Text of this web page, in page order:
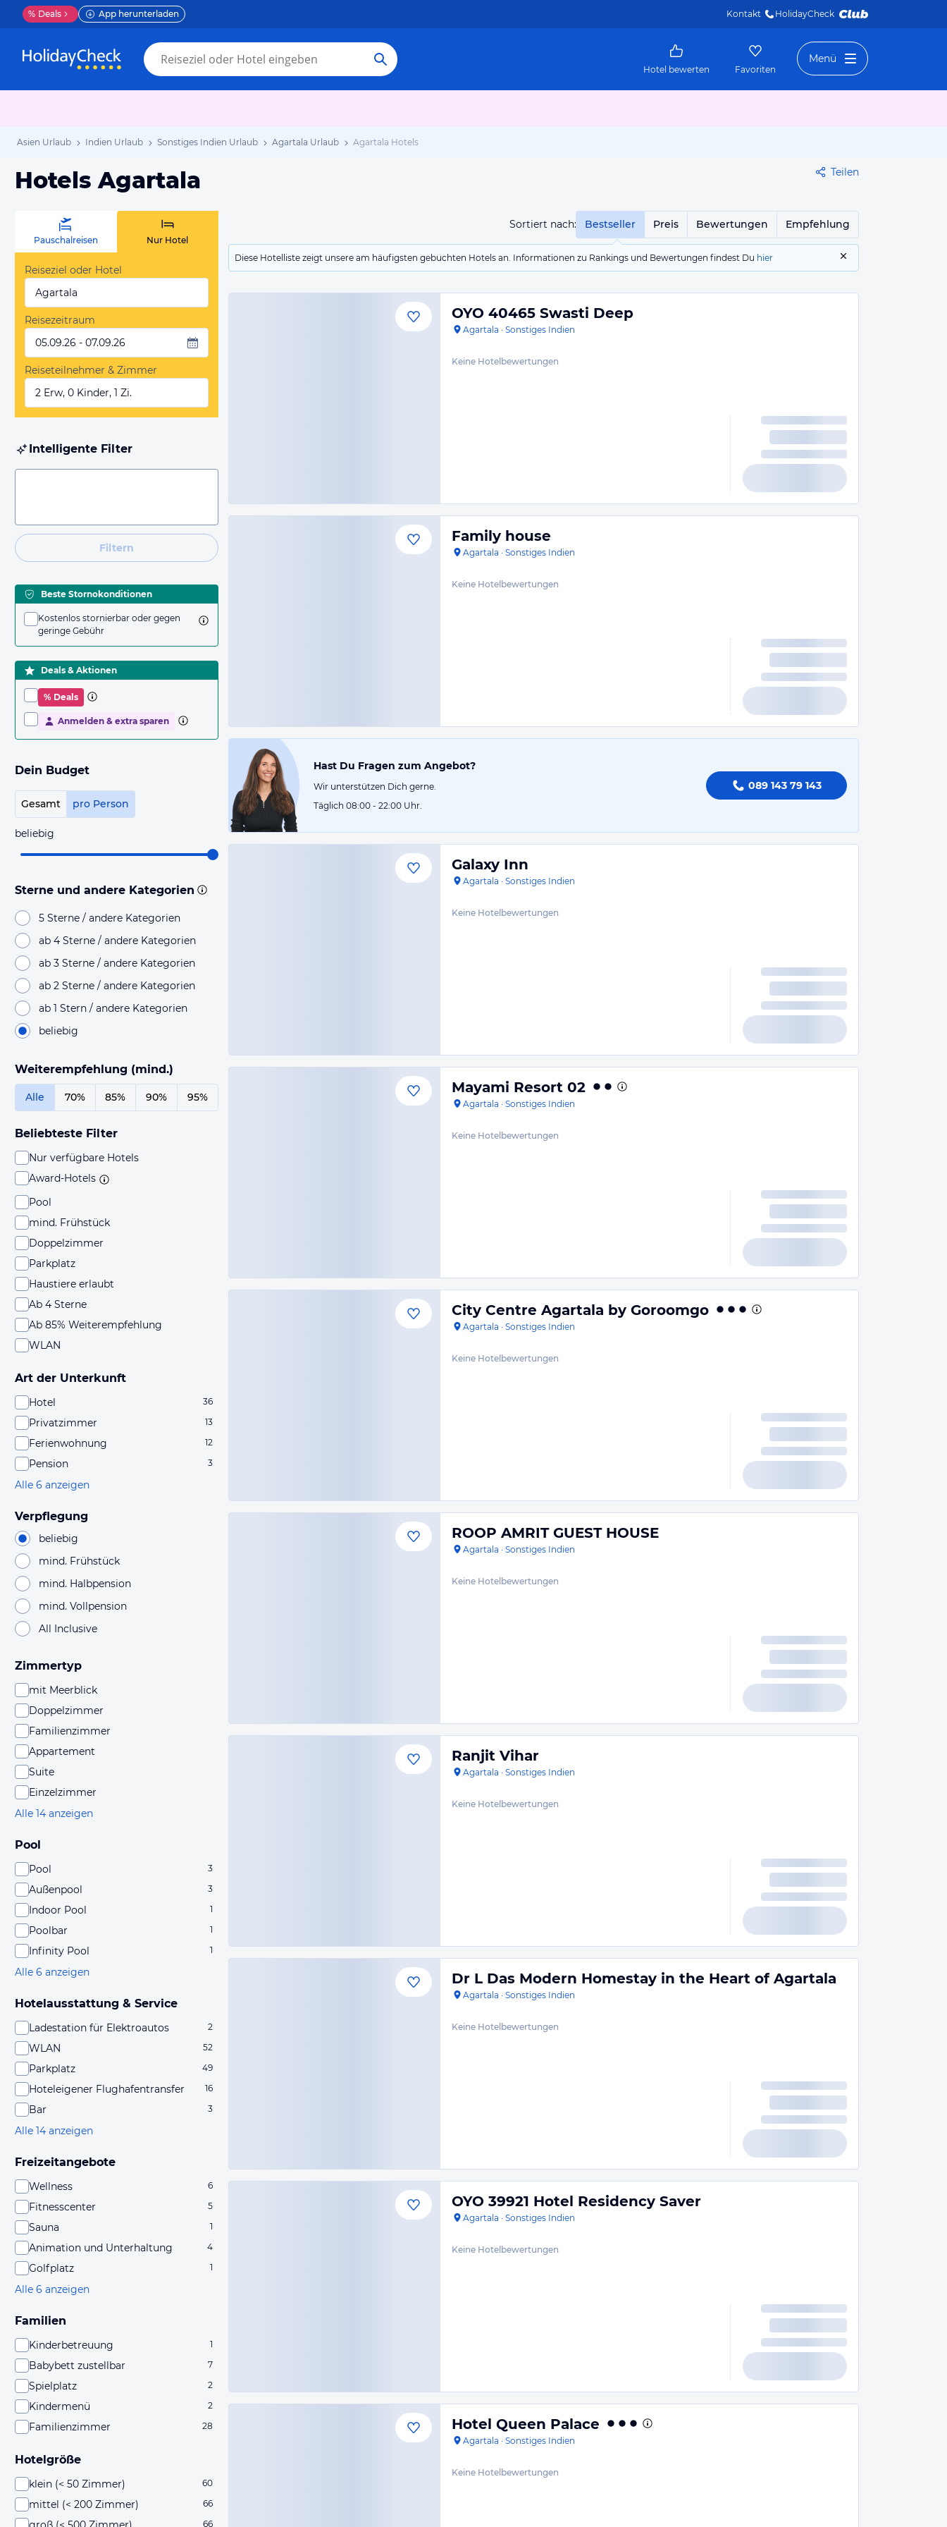
% Deals App herunterladen Kontakt HolidayCheck
Hotel bewerten Favoriten
Menü
Asien Urlaub Indien Urlaub Sonstiges Indien Urlaub Agartala Urlaub Agartala Hotels
Hotels Agartala Teilen
Sortiert nach: Bestseller Preis Bewertungen Empfehlung
Diese Hotelliste zeigt unsere am häufigsten gebuchten Hotels an. Informationen zu Rankings und Bewertungen findest Du hier
Pauschalreisen Nur Hotel
Reiseziel oder Hotel
Agartala
Reisezeitraum
05.09.26 - 07.09.26
Reiseteilnehmer & Zimmer
2 Erw, 0 Kinder, 1 Zi.
Intelligente Filter
Filtern
Beste Stornokonditionen
Kostenlos stornierbar oder gegen
geringe Gebühr
Deals & Aktionen
% Deals
Anmelden & extra sparen
Dein Budget
Gesamt pro Person
beliebig
Sterne und andere Kategorien
5 Sterne / andere Kategorien
ab 4 Sterne / andere Kategorien
ab 3 Sterne / andere Kategorien
ab 2 Sterne / andere Kategorien
ab 1 Stern / andere Kategorien
beliebig
Weiterempfehlung (mind.)
Alle 70% 85% 90% 95%
Beliebteste Filter
Nur verfügbare Hotels
Award-Hotels
Pool
mind. Frühstück
Doppelzimmer
Parkplatz
Haustiere erlaubt
Ab 4 Sterne
Ab 85% Weiterempfehlung
WLAN
Art der Unterkunft
Hotel 36
Privatzimmer 13
Ferienwohnung 12
Pension 3
Alle 6 anzeigen
Verpflegung
beliebig
mind. Frühstück
mind. Halbpension
mind. Vollpension
All Inclusive
Zimmertyp
mit Meerblick
Doppelzimmer
Familienzimmer
Appartement
Suite
Einzelzimmer
Alle 14 anzeigen
Pool
Pool 3
Außenpool 3
Indoor Pool 1
Poolbar 1
Infinity Pool 1
Alle 6 anzeigen
Hotelausstattung & Service
Ladestation für Elektroautos 2
WLAN 52
Parkplatz 49
Hoteleigener Flughafentransfer 16
Bar 3
Alle 14 anzeigen
Freizeitangebote
Wellness 6
Fitnesscenter 5
Sauna 1
Animation und Unterhaltung 4
Golfplatz 1
Alle 6 anzeigen
Familien
Kinderbetreuung 1
Babybett zustellbar 7
Spielplatz 2
Kindermenü 2
Familienzimmer 28
Hotelgröße
klein (< 50 Zimmer) 60
mittel (< 200 Zimmer) 66
66
OYO 40465 Swasti Deep
Agartala · Sonstiges Indien
Keine Hotelbewertungen
Family house
Agartala · Sonstiges Indien
Keine Hotelbewertungen
Hast Du Fragen zum Angebot?
Wir unterstützen Dich gerne.
Täglich 08:00 - 22:00 Uhr.
089 143 79 143
Galaxy Inn
Agartala · Sonstiges Indien
Keine Hotelbewertungen
Mayami Resort 02
Agartala · Sonstiges Indien
Keine Hotelbewertungen
City Centre Agartala by Goroomgo
Agartala · Sonstiges Indien
Keine Hotelbewertungen
ROOP AMRIT GUEST HOUSE
Agartala · Sonstiges Indien
Keine Hotelbewertungen
Ranjit Vihar
Agartala · Sonstiges Indien
Keine Hotelbewertungen
Dr L Das Modern Homestay in the Heart of Agartala
Agartala · Sonstiges Indien
Keine Hotelbewertungen
OYO 39921 Hotel Residency Saver
Agartala · Sonstiges Indien
Keine Hotelbewertungen
Hotel Queen Palace
Agartala · Sonstiges Indien
Keine Hotelbewertungen